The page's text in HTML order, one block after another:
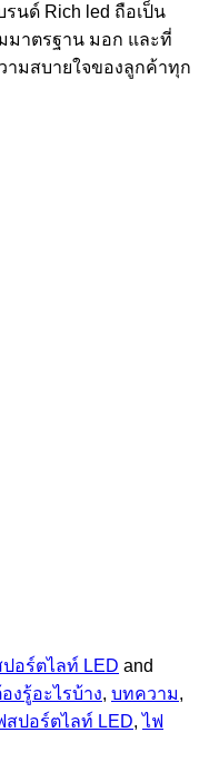
นด์ Rich led ถือเป็น
าตรฐาน มอก และที่
มสบายใจของลูกค้าทุก
ปอร์ตไลท์ LED and
งรู้อะไรบ้าง, บทความ,
สปอร์ตไลท์ LED,ไฟ